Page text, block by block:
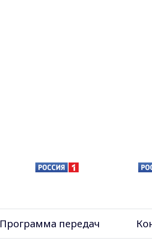
Программа передач